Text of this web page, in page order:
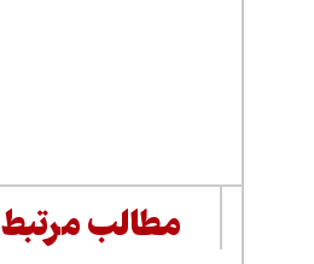
مطالب مرتبط